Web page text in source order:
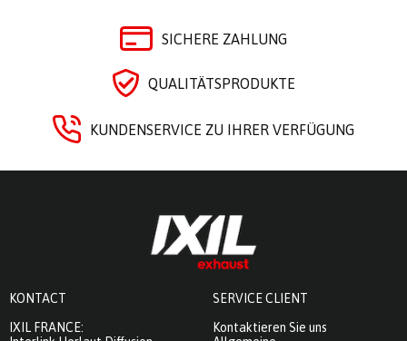
SICHERE ZAHLUNG
QUALITÄTSPRODUKTE
KUNDENSERVICE ZU IHRER VERFÜGUNG
KONTACT
IXIL FRANCE:
SERVICE CLIENT
Kontaktieren Sie uns